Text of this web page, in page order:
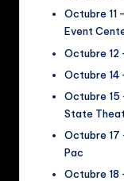
Octubre 11
Event
Octubre 12
Octubre 14
Octubre 15
State
Octubre 17
Pac
Octubre 18